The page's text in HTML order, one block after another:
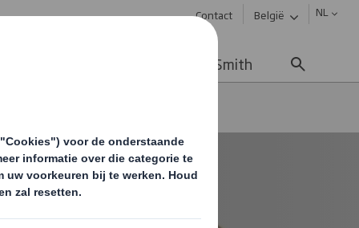
Contact België NL
Werken bij DS Smith